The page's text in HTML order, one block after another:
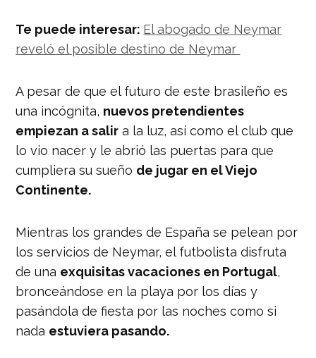
Te puede interesar: El abogado de Neymar
reveló el posible destino de Neymar
A pesar de que el futuro de este brasileño es
una incógnita, nuevos pretendientes
empiezan a salir a la luz, así como el club que
lo vio nacer y le abrió las puertas para que
cumpliera su sueño de jugar en el Viejo
Continente.
Mientras los grandes de España se pelean por
los servicios de Neymar, el futbolista disfruta
de una exquisitas vacaciones en Portugal,
bronceándose en la playa por los días y
pasándola de fiesta por las noches como si
nada estuviera pasando.